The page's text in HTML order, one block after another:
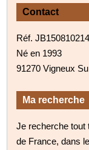
Contact
Réf.
Né en 1993
91270 Vigneux
Ma recherche
Je recherche tout
de France, dans